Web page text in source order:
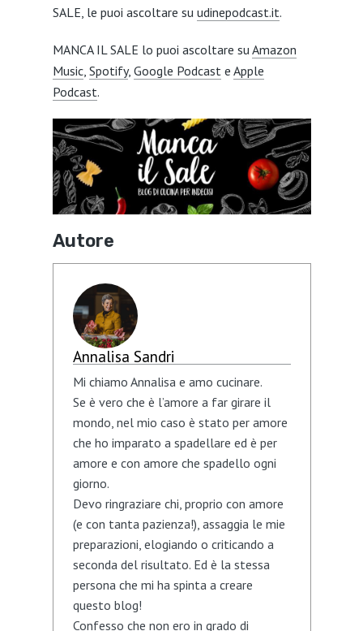
SALE, le puoi ascoltare su udinepodcast.it.
MANCA IL SALE lo puoi ascoltare suAmazon
Music, Spotify, Google Podcaste Apple
Podcast.
Autore
Annalisa Sandri
Mi chiamo Annalisa e amo cucinare.
Se è vero che è l’amore a far girare il
mondo, nel mio caso è stato per amore
che ho imparato a spadellare ed è per
amore e con amore che spadello ogni
giorno.
Devo ringraziare chi, proprio con amore
(e con tanta pazienza!), assaggia le mie
preparazioni, elogiando o criticando a
seconda del risultato. Ed è la stessa
persona che mi ha spinta a creare
questo blog!
Confesso che non ero in grado di